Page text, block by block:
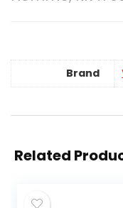
Brand
Related